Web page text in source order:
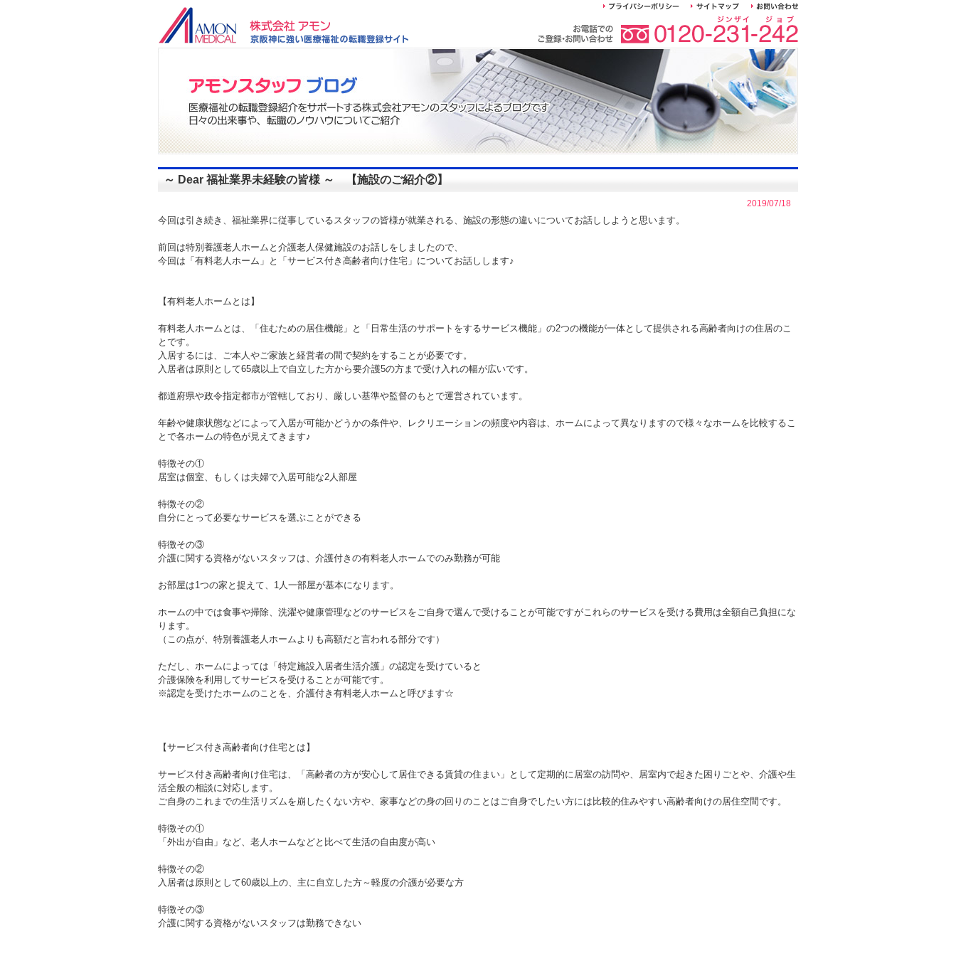
～ Dear 福祉業界未経験の皆様 ～ 【施設のご紹介②】
2019/07/18
今回は引き続き、福祉業界に従事しているスタッフの皆様が就業される、施設の形態の違いについてお話ししようと思います。
前回は特別養護老人ホームと介護老人保健施設のお話しをしましたので、
今回は「有料老人ホーム」と「サービス付き高齢者向け住宅」についてお話しします♪
【有料老人ホームとは】
有料老人ホームとは、「住むための居住機能」と「日常生活のサポートをするサービス機能」の2つの機能が一体として提供される高齢者向けの住居のこ
とです。
入居するには、ご本人やご家族と経営者の間で契約をすることが必要です。
入居者は原則として65歳以上で自立した方から要介護5の方まで受け入れの幅が広いです。
都道府県や政令指定都市が管轄しており、厳しい基準や監督のもとで運営されています。
年齢や健康状態などによって入居が可能かどうかの条件や、レクリエーションの頻度や内容は、ホームによって異なりますので様々なホームを比較するこ
とで各ホームの特色が見えてきます♪
特徴その①
居室は個室、もしくは夫婦で入居可能な2人部屋
特徴その②
自分にとって必要なサービスを選ぶことができる
特徴その③
介護に関する資格がないスタッフは、介護付きの有料老人ホームでのみ勤務が可能
お部屋は1つの家と捉えて、1人一部屋が基本になります。
ホームの中では食事や掃除、洗濯や健康管理などのサービスをご自身で選んで受けることが可能ですがこれらのサービスを受ける費用は全額自己負担にな
ります。
（この点が、特別養護老人ホームよりも高額だと言われる部分です）
ただし、ホームによっては「特定施設入居者生活介護」の認定を受けていると
介護保険を利用してサービスを受けることが可能です。
※認定を受けたホームのことを、介護付き有料老人ホームと呼びます☆
【サービス付き高齢者向け住宅とは】
サービス付き高齢者向け住宅は、「高齢者の方が安心して居住できる賃貸の住まい」として定期的に居室の訪問や、居室内で起きた困りごとや、介護や生
活全般の相談に対応します。
ご自身のこれまでの生活リズムを崩したくない方や、家事などの身の回りのことはご自身でしたい方には比較的住みやすい高齢者向けの居住空間です。
特徴その①
「外出が自由」など、老人ホームなどと比べて生活の自由度が高い
特徴その②
入居者は原則として60歳以上の、主に自立した方～軽度の介護が必要な方
特徴その③
介護に関する資格がないスタッフは勤務できない